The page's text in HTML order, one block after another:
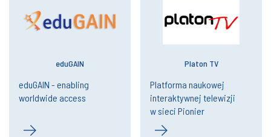
eduGAIN
eduGAIN - enabling
worldwide access
Platon TV
Platforma naukowej
interaktywnej telewizji
w sieci Pionier